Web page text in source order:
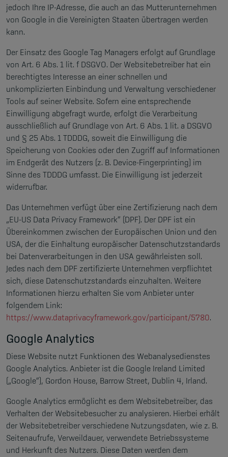
jedoch Ihre IP-Adresse, die auch an das Mutterunternehmen
von Google in die Vereinigten Staaten übertragen werden
kann.
Der Einsatz des Google Tag Managers erfolgt auf Grundlage
von Art. 6 Abs. 1 lit. f DSGVO. Der Websitebetreiber hat ein
berechtigtes Interesse an einer schnellen und
unkomplizierten Einbindung und Verwaltung verschiedener
Tools auf seiner Website. Sofern eine entsprechende
Einwilligung abgefragt wurde, erfolgt die Verarbeitung
ausschließlich auf Grundlage von Art. 6 Abs. 1 lit. a DSGVO
und § 25 Abs. 1 TDDDG, soweit die Einwilligung die
Speicherung von Cookies oder den Zugriff auf Informationen
im Endgerät des Nutzers (z. B. Device-Fingerprinting) im
Sinne des TDDDG umfasst. Die Einwilligung ist jederzeit
widerrufbar.
Das Unternehmen verfügt über eine Zertifizierung nach dem
„EU-US Data Privacy Framework“ (DPF). Der DPF ist ein
Übereinkommen zwischen der Europäischen Union und den
USA, der die Einhaltung europäischer Datenschutzstandards
bei Datenverarbeitungen in den USA gewährleisten soll.
Jedes nach dem DPF zertifizierte Unternehmen verpflichtet
sich, diese Datenschutzstandards einzuhalten. Weitere
Informationen hierzu erhalten Sie vom Anbieter unter
folgendem Link:
https://www.dataprivacyframework.gov/participant/5780.
Google Analytics
Diese Website nutzt Funktionen des Webanalysedienstes
Google Analytics. Anbieter ist die Google Ireland Limited
(„Google“), Gordon House, Barrow Street, Dublin 4, Irland.
Google Analytics ermöglicht es dem Websitebetreiber, das
Verhalten der Websitebesucher zu analysieren. Hierbei erhält
der Websitebetreiber verschiedene Nutzungsdaten, wie z. B.
Seitenaufrufe, Verweildauer, verwendete Betriebssysteme
und Herkunft des Nutzers. Diese Daten werden dem